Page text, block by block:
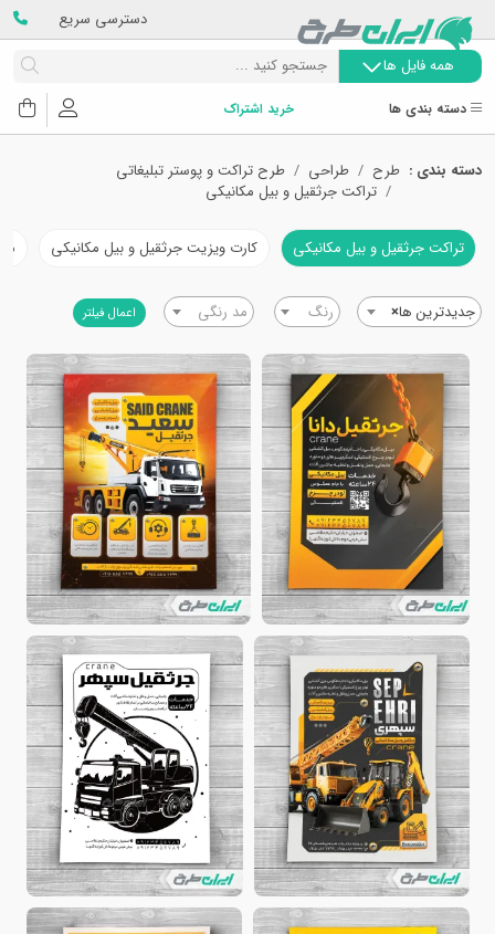
دسترسی سریع
همه فایل ها
دسته بندی ها خرید اشتراک
دسته بندی : طرح طراحی
طرح تراکت و پوستر تبلیغاتی
تراکت جرثقیل و بیل مکانیکی
تراکت جرثقیل و بیل مکانیکی کارت ویزیت جرثقیل و بیل مکانیکی
×جدیدترین ها رنگ مد رنگی اعمال فیلتر